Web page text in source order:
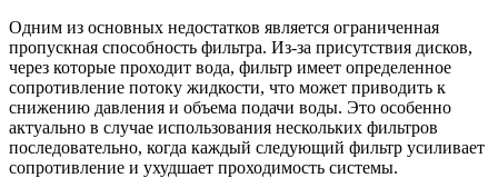
Одним из основных недостатков является ограниченная
пропускная способность фильтра. Из-за присутствия дисков,
через которые проходит вода, фильтр имеет определенное
сопротивление потоку жидкости, что может приводить к
снижению давления и объема подачи воды. Это особенно
актуально в случае использования нескольких фильтров
последовательно, когда каждый следующий фильтр усиливает
сопротивление и ухудшает проходимость системы.